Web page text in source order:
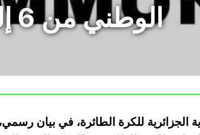
الوطني من 6 إلى 8 أوت 2025